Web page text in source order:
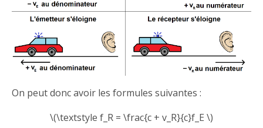
On peut donc avoir les formules suivantes :
\(\textstyle f_R = \frac{c + v_R}{c}f_E \)